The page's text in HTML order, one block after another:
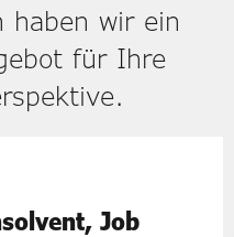
haben wir ein
für Ihre
Job